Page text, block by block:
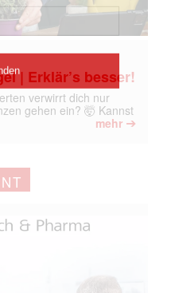
| Erklär’s besser!
verwirrt dich nur
gehen ein? 🤯 Kannst
mehr ➔